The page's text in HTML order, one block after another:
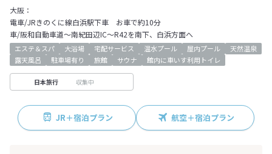
大阪：
電車/JRきのくに線白浜駅下車 お車で約10分
車/阪和自動車道～南紀田辺IC～R42を南下、白浜方面へ
エステ＆スパ 大浴場 宅配サービス 温水プール 屋内プール
天然温泉
露天風呂
駐車場有り 旅館 サウナ 館内に車いす利用トイレ
日本旅行 収集中
JR＋宿泊プラン 航空＋宿泊プラン